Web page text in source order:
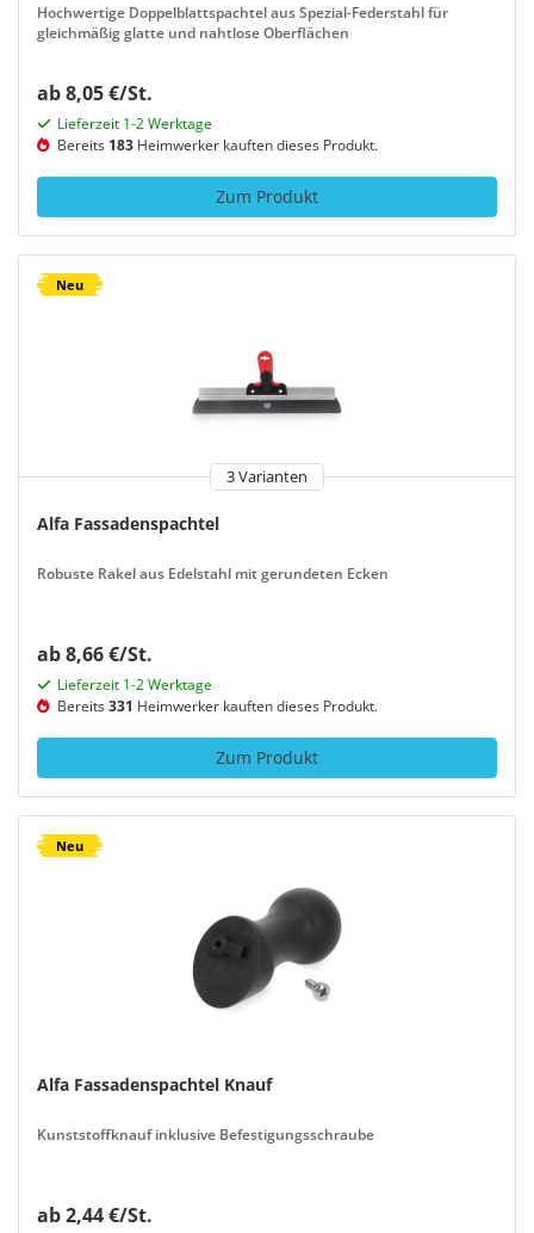
Hochwertige Doppelblattspachtel aus Spezial-Federstahl für
gleichmäßig glatte und nahtlose Oberflächen
ab 8,05 €/St.
Lieferzeit 1-2 Werktage
Bereits 183 Heimwerker kauften dieses Produkt.
Zum Produkt
Neu
3 Varianten
Alfa Fassadenspachtel
Robuste Rakel aus Edelstahl mit gerundeten Ecken
ab 8,66 €/St.
Lieferzeit 1-2 Werktage
Bereits331 Heimwerker kauften dieses Produkt.
Zum Produkt
Neu
Alfa Fassadenspachtel Knauf
Kunststoffknauf inklusive Befestigungsschraube
ab 2,44 €/St.